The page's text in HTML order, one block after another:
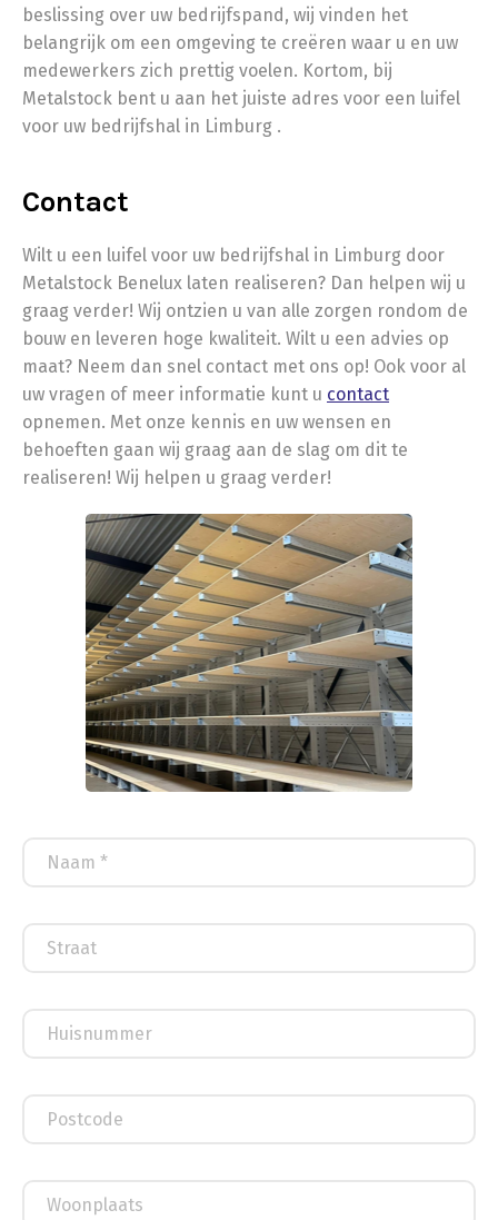
beslissing over uw bedrijfspand, wij vinden het
belangrijk om een omgeving te creëren waar u en uw
medewerkers zich prettig voelen. Kortom, bij
Metalstock bent u aan het juiste adres voor een luifel
voor uw bedrijfshal in Limburg .
Contact
Wilt u een luifel voor uw bedrijfshal in Limburg door
Metalstock Benelux laten realiseren? Dan helpen wij u
graag verder! Wij ontzien u van alle zorgen rondom de
bouw en leveren hoge kwaliteit. Wilt u een advies op
maat? Neem dan snel contact met ons op! Ook voor al
uw vragen of meer informatie kunt u contact
opnemen. Met onze kennis en uw wensen en
behoeften gaan wij graag aan de slag om dit te
realiseren! Wij helpen u graag verder!